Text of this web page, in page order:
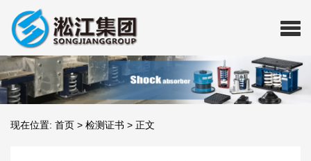
现在位置: 首页 > 检测证书 > 正文